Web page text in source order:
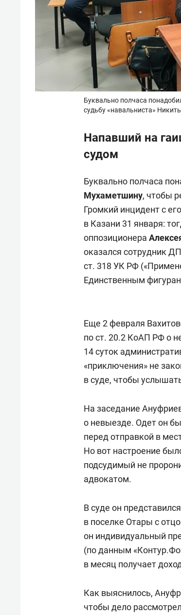
Буквально полчаса
судьбу «навальниста»
Напавший на
судом
Буквально полчаса
Мухаметшину, чтобы
Громкий инцидент с
в Казани 31 января:
оппозиционера
оказался сотрудник
ст. 318 УК РФ
Единственным
Еще 2 февраля
по ст. 20.2 КоАП РФ о
14 суток
«приключения» не
в суде, чтобы
На заседание
о невыезде. Одет он
перед отправкой в
Но вот настроение
подсудимый не
адвокатом.
В суде он
в поселке Отары с
он индивидуальный
(по данным
в месяц получает
Как выяснилось,
чтобы дело